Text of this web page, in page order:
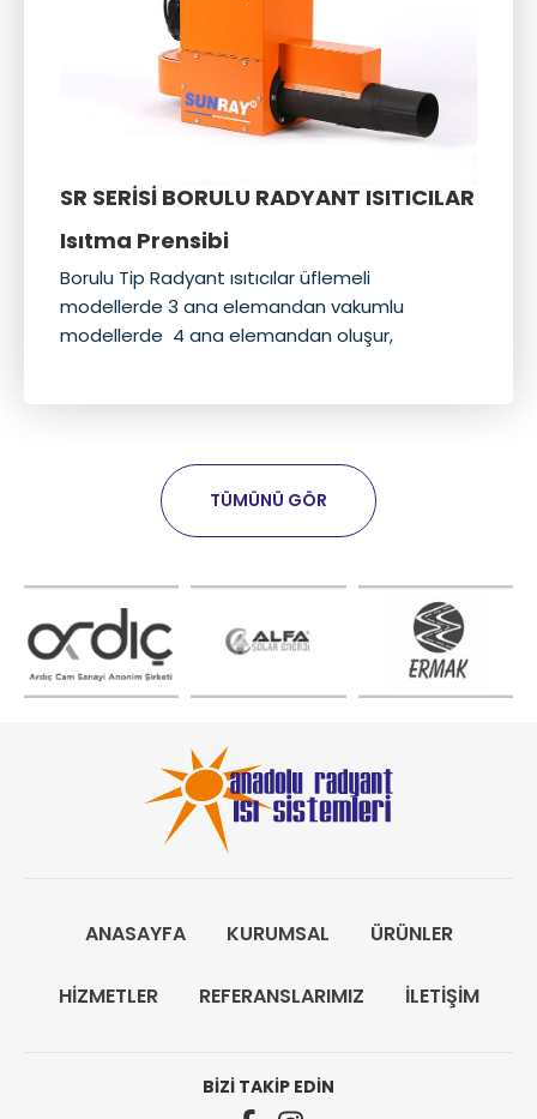
SR SERİSİ BORULU RADYANT ISITICILAR
Isıtma Prensibi
Borulu Tip Radyant ısıtıcılar üflemeli
modellerde 3 ana elemandan vakumlu
modellerde 4 ana elemandan oluşur,
TÜMÜNÜ GÖR
ANASAYFA KURUMSAL ÜRÜNLER
HİZMETLER REFERANSLARIMIZ İLETİŞİM
BİZİ TAKİP EDİN